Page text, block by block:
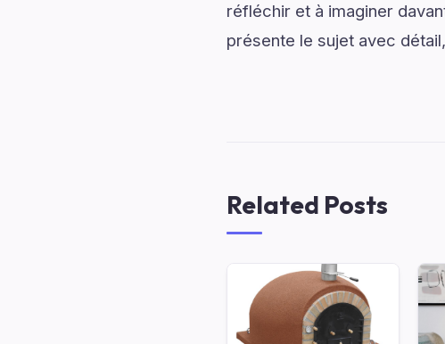
réfléchir et à imaginer
présente le sujet avec
Related Posts